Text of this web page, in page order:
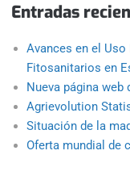
Entradas
Avances en el
Fitosanitarios en
Nueva página web
Agrievolution
Situación de la
Oferta mundial de